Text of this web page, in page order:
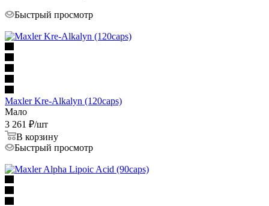
Быстрый просмотр
Maxler Kre-Alkalyn (120caps)
Мало
3 261 ₽/шт
В корзину
Быстрый просмотр